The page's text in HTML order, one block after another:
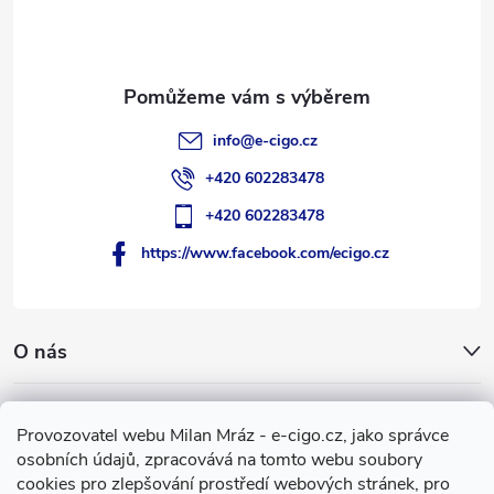
Provozovatel webu Milan Mráz - e-cigo.cz, jako správce
osobních údajů, zpracovává na tomto webu soubory
cookies pro zlepšování prostředí webových stránek, pro
O nás
Facebook
info@e-cigo.cz
+420 602283478
+420 602283478
https://www.facebook.com/ecigo.cz